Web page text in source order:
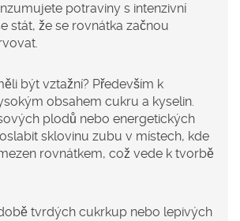
potraviny s intenzivní
stát, že se rovnátka začnou
být vztažní? Především k
obsahem cukru a kyselin.
plodů nebo energetických
sklovinu zubu v místech, kde
rovnátkem, což vede k tvorbě
tvrdých cukrkup nebo lepivých